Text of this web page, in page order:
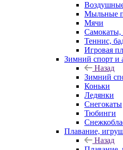
Мыльные
Мячи
Самокаты,
Теннис,
Игровая
Зимний спорт и
Назад
Зимний
Коньки
Ледянки
Снегокаты
Тюбинги
Плавание,
Назад